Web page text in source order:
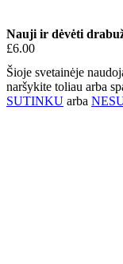
Nauji ir dėvėti
£6.00
Šioje svetainėje
naršykite toliau arba
SUTINKU arba